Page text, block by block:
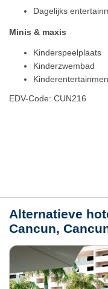
Dagelijks
Minis & maxis
Kinderspeelplaats
Kinderzwembad
EDV-Code: CUN216
Alternatieve
Cancun,